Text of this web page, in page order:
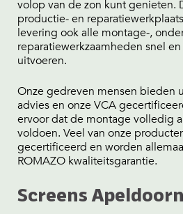
volop van de zon kunt genieten.
productie- en
levering ook alle montage-,
reparatiewerkzaamheden snel
uitvoeren.
Onze gedreven mensen bieden
advies en onze VCA
ervoor dat de montage volledig
voldoen. Veel van onze
gecertificeerd en worden
ROMAZO kwaliteitsgarantie.
Screens Apeldoorn